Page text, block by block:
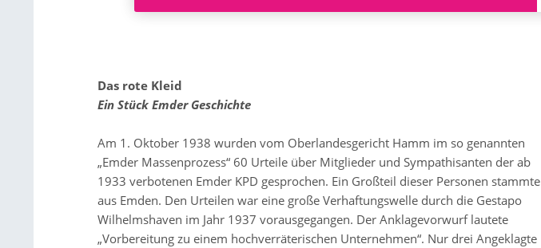
Das rote Kleid
Ein Stück Emder Geschichte
Am 1. Oktober 1938 wurden vom Oberlandesgericht Hamm im so genannten
„Emder Massenprozess“ 60 Urteile über Mitglieder und Sympathisanten der ab
1933 verbotenen Emder KPD gesprochen. Ein Großteil dieser Personen stammte
aus Emden. Den Urteilen war eine große Verhaftungswelle durch die Gestapo
Wilhelmshaven im Jahr 1937 vorausgegangen. Der Anklagevorwurf lautete
„Vorbereitung zu einem hochverräterischen Unternehmen“. Nur drei Angeklagte